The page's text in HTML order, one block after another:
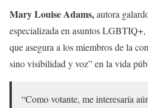
Mary Louise Adams,autora
especializada en asuntos
que asegura a los miembros de la
sino visibilidad y voz” en la vida
“Como votante, me interesaría